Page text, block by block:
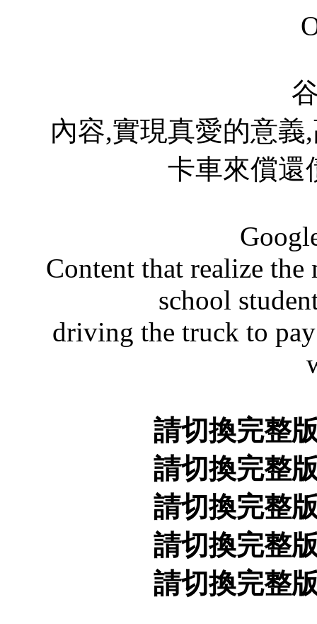
內容,實現真愛的意
卡車來償還
Content that realize
school
driving the truck to
請切換完整
請切換完整
請切換完整
請切換完整
請切換完整